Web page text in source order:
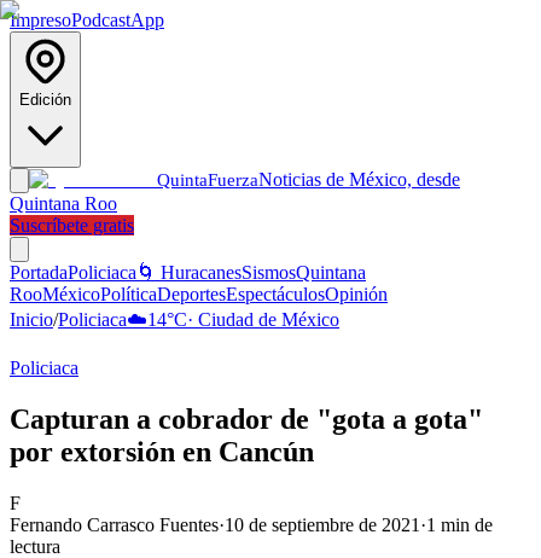
ImpresoPodcastApp
Edición
QuintaFuerzaNoticias de México, desde
Quintana Roo
Suscríbete gratis
PortadaPoliciaca 🌀 HuracanesSismosQuintana
RooMéxicoPolíticaDeportesEspectáculosOpinión
Inicio/Policiaca☁️14°C· Ciudad de México
Policiaca
Capturan a cobrador de "gota a gota"
por extorsión en Cancún
F
Fernando Carrasco Fuentes·10 de septiembre de 2021 ·1 min de
lectura